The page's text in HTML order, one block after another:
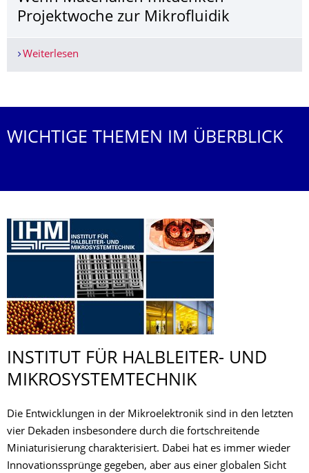
Projektwoche zur Mikrofluidik
Weiterlesen
WICHTIGE THEMEN IM ÜBERBLICK
INSTITUT FÜR HALBLEITER- UND
MIKROSYSTEM­TECHNIK
Die Entwicklungen in der Mikroelektronik sind in den letzten
vier Dekaden insbesondere durch die fortschreitende
Miniaturisierung charakterisiert. Dabei hat es immer wieder
Innovationssprünge gegeben, aber aus einer globalen Sicht